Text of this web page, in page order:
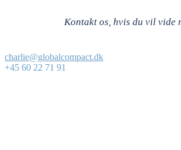
Kontakt os, hvis du vil vide
charlie@globalcompact.dk
+45 60 22 71 91